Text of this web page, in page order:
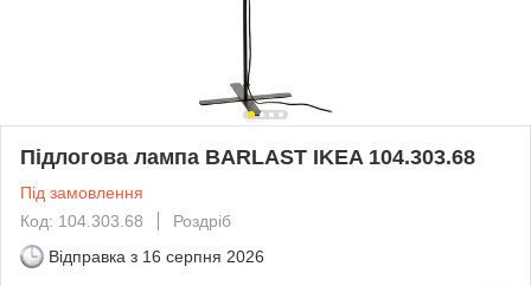
Підлогова лампа BARLAST IKEA 104.303.68
Під замовлення
Код: 104.303.68
Роздріб
Відправка з 16 серпня 2026